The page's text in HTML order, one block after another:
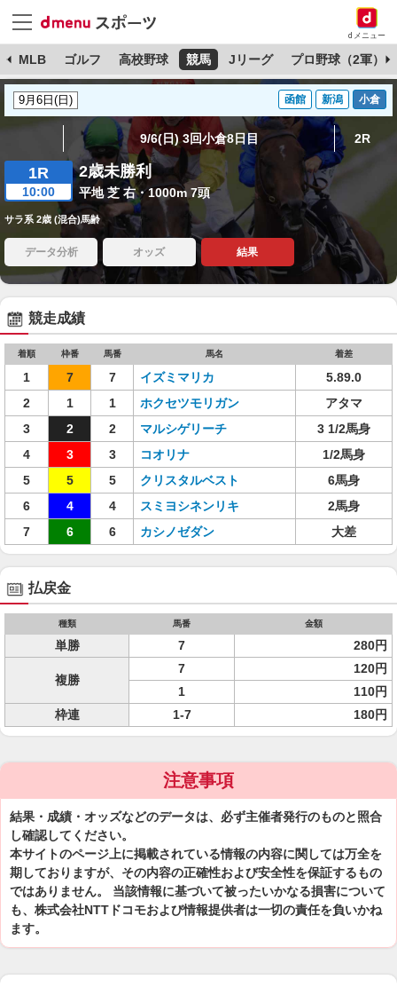
dメニュー
MLB ゴルフ 高校野球 競馬 Jリーグ プロ野球（2軍）
函館 新潟 小倉
9/6(日) 3回小倉8日目 2R
1R
10:00
2歳未勝利
平地 芝 右・1000m 7頭
サラ系 2歳 (混合)馬齢
データ分析 オッズ 結果
競走成績
着順 枠番 馬番 馬名 着差
1 7 7 イズミマリカ
5.89.0
2
1 1 ホクセツモリガン
アタマ
3
2 2 マルシゲリーチ
3 1/2馬身
4
3 3 コオリナ
1/2馬身
5
5 5 クリスタルベスト
6馬身
6
4 4 スミヨシネンリキ
2馬身
7
6 6 カシノゼダン 大差
払戻金
種類 馬番 金額
単勝 7 280円
複勝
7
120円
1
110円
枠連
1-7 180円
注意事項
結果・成績・オッズなどのデータは、必ず主催者発行のものと照合
し確認してください。
本サイトのページ上に掲載されている情報の内容に関しては万全を
期しておりますが、その内容の正確性および安全性を保証するもの
ではありません。 当該情報に基づいて被ったいかなる損害について
も、株式会社NTTドコモおよび情報提供者は一切の責任を負いかね
ます。